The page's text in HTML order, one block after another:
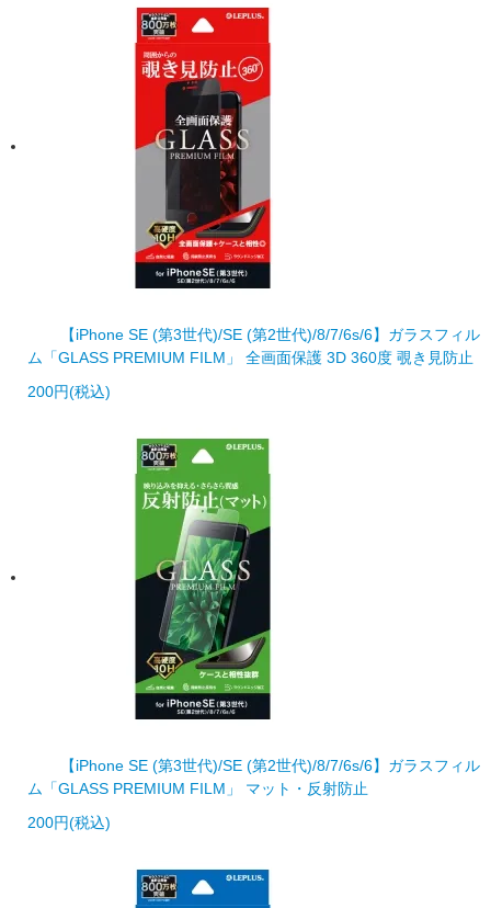
【iPhone SE (第3世代)/SE (第2世代)/8/7/6s/6】ガラスフィル
ム「GLASS PREMIUM FILM」 全画面保護 3D 360度 覗き見防止
200円(税込)
【iPhone SE (第3世代)/SE (第2世代)/8/7/6s/6】ガラスフィル
ム「GLASS PREMIUM FILM」 マット・反射防止
200円(税込)